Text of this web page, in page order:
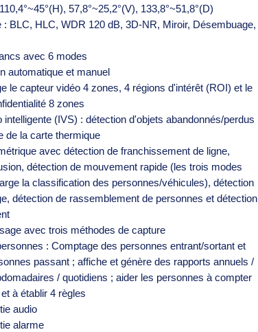
57,8°~25,2°(V), 133,8°~51,8°(D)
: BLC, HLC, WDR 120 dB, 3D-NR, Miroir, Désembuage,
avec 6 modes
automatique et manuel
le capteur vidéo 4 zones, 4 régions d'intérêt (ROI) et le
8 zones
intelligente (IVS) : détection d'objets abandonnés/perdus
de la carte thermique
avec détection de franchissement de ligne,
détection de mouvement rapide (les trois modes
la classification des personnes/véhicules), détection
détection de rassemblement de personnes et détection
avec trois méthodes de capture
: Comptage des personnes entrant/sortant et
passant ; affiche et génère des rapports annuels /
/ quotidiens ; aider les personnes à compter
à établir 4 règles
audio
alarme